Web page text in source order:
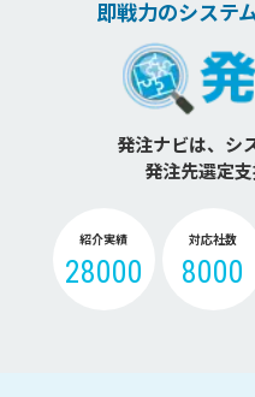
即戦力のシステ
発注ナビは、シ
発注先選定支
紹介実績
28000
対応社数
8000